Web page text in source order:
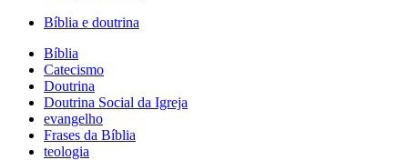
Bíblia e doutrina
Bíblia
Catecismo
Doutrina
Doutrina Social da Igreja
evangelho
Frases da Bíblia
teologia